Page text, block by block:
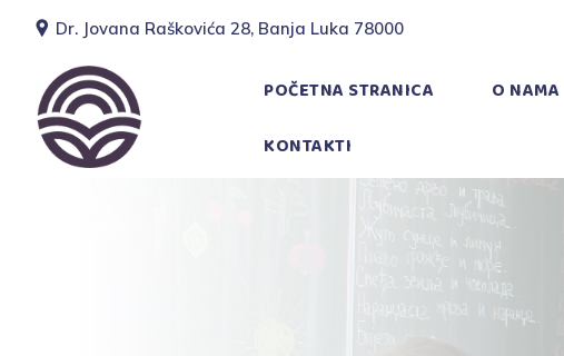
Dr. Jovana Raškovića 28, Banja Luka 78000
POČETNA STRANICA O NAMA
KONTAKTI